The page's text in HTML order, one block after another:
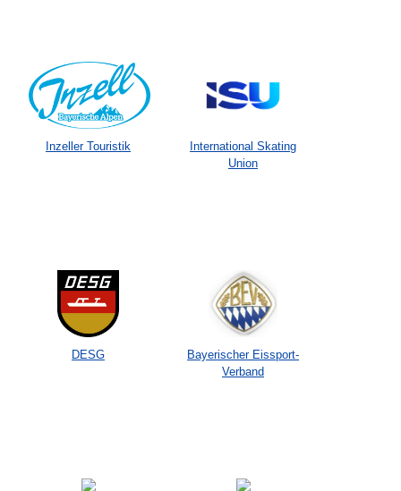
Inzeller Touristik
International Skating
Union
DESG
Bayerischer Eissport-
Verband